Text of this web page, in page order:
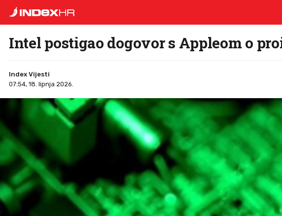
Intel postigao dogovor s Appleom o
Index Vijesti
07:54, 18. lipnja 2026.